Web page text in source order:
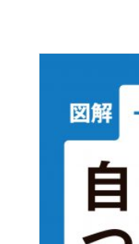
多くの事業を経験し
えられる、資金繰り
2017年三大宮賞の1
活躍支援企業」とし
代リーダーを讃える
株式会社プロラボホ
株式会社プロラボソ
株式会社Rad
一般財団法人内面美
一般社団法人日本ウ
一般社団法人日中発